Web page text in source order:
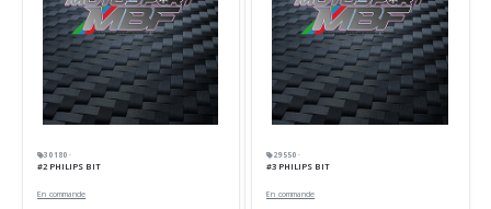
30180 ·
#2 PHILIPS BIT
En commande
29550 ·
#3 PHILIPS BIT
En commande